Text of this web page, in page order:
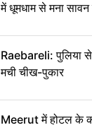
में धूमधाम से मना सावन
Raebareli: पुलिया
मची चीख-पुकार
Meerut में होटल के